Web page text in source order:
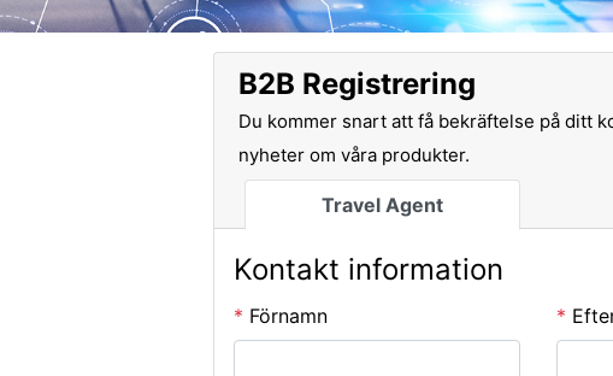
B2B Registrering
Du kommer snart att få bekräftelse på ditt
nyheter om våra produkter.
Travel Agent
Kontakt information
* Förnamn *